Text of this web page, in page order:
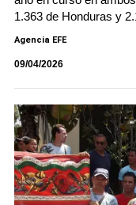
1.363 de Honduras y
Agencia EFE
09/04/2026